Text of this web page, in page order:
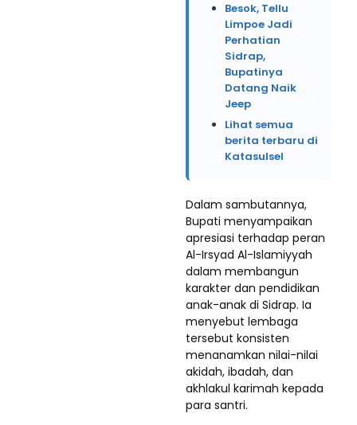
Besok, Tellu
Limpoe Jadi
Perhatian
Sidrap,
Bupatinya
Datang Naik
Jeep
Lihat semua
berita terbaru di
Katasulsel
Dalam sambutannya,
Bupati menyampaikan
apresiasi terhadap peran
Al-Irsyad Al-Islamiyyah
dalam membangun
karakter dan pendidikan
anak-anak di Sidrap. Ia
menyebut lembaga
tersebut konsisten
menanamkan nilai-nilai
akidah, ibadah, dan
akhlakul karimah kepada
para santri.